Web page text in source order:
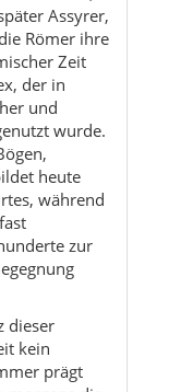
wurde.
heute
während
zur
dieser
kein
prägt
die
kleine
Dörfer, in
Tempo